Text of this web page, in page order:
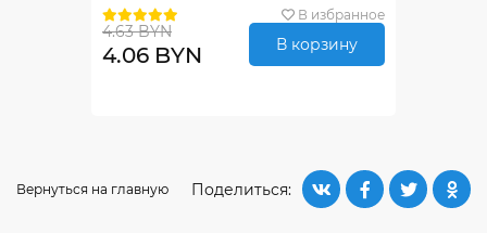
В избранное
4.63 BYN
4.06 BYN В корзину
Поделиться:
Вернуться на главную